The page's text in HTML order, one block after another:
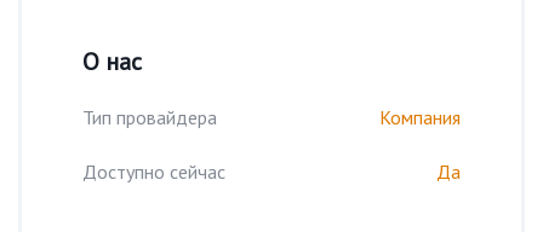
О нас
Тип провайдера Компания
Доступно сейчас Да